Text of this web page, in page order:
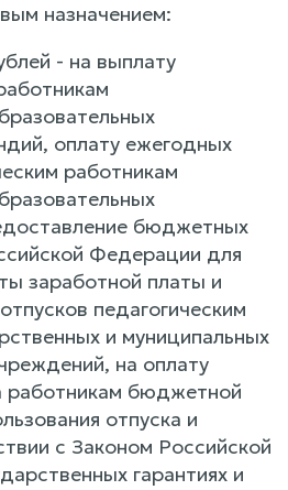
назначением:
- на выплату
оплату ежегодных
работникам
бюджетных
Федерации для
заработной платы и
педагогическим
и муниципальных
на оплату
работникам бюджетной
отпуска и
с Законом Российской
гарантиях и